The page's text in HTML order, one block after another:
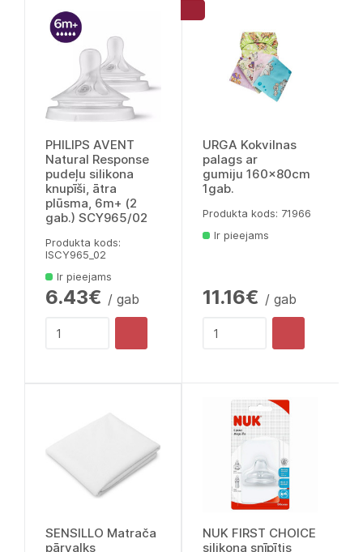
PHILIPS AVENT
Natural Response
pudeļu silikona
knupīši, ātra
plūsma, 6m+ (2
gab.) SCY965/02
Produkta kods:
lSCY965_02
Ir pieejams
6.43€ / gab
URGA Kokvilnas
palags ar
gumiju 160x80cm
1gab.
Produkta kods: 71966
Ir pieejams
11.16€ / gab
SENSILLO Matrača
pārvalks
NUK FIRST CHOICE
silikona snīpītis